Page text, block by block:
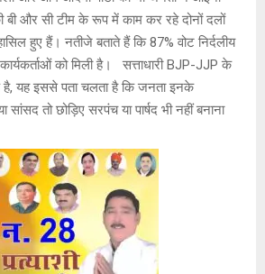
बी और सी टीम के रूप में काम कर रहे दोनों दलों
हुए हैं। नतीजे बताते हैं कि 87% वोट निर्दलीय
को मिली है। सत्ताधारी BJP-JJP के
है, यह इससे पता चलता है कि जनता इनके
सांसद तो छोड़िए सरपंच या पार्षद भी नहीं बनाना